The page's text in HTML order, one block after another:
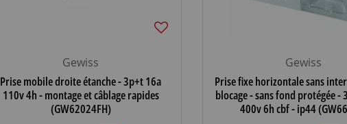
Gewiss
Prise mobile droite étanche - 3p+t 16a
110v 4h - montage et câblage rapides
(GW62024FH)
Gewiss
Prise fixe horizontale sans
blocage - sans fond protégée -
400v 6h cbf - ip44